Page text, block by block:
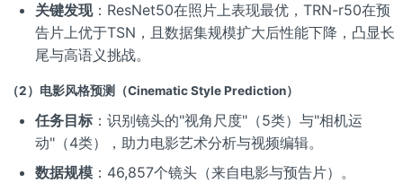
关键发现：ResNet50在照片上表现最优，TRN-r50在预
告片上优于TSN，且数据集规模扩大后性能下降，凸显长
尾与高语义挑战。
（2）电影风格预测（Cinematic Style Prediction）
任务目标：识别镜头的"视角尺度"（5类）与"相机运
动"（4类），助力电影艺术分析与视频编辑。
数据规模：46,857个镜头（来自电影与预告片）。